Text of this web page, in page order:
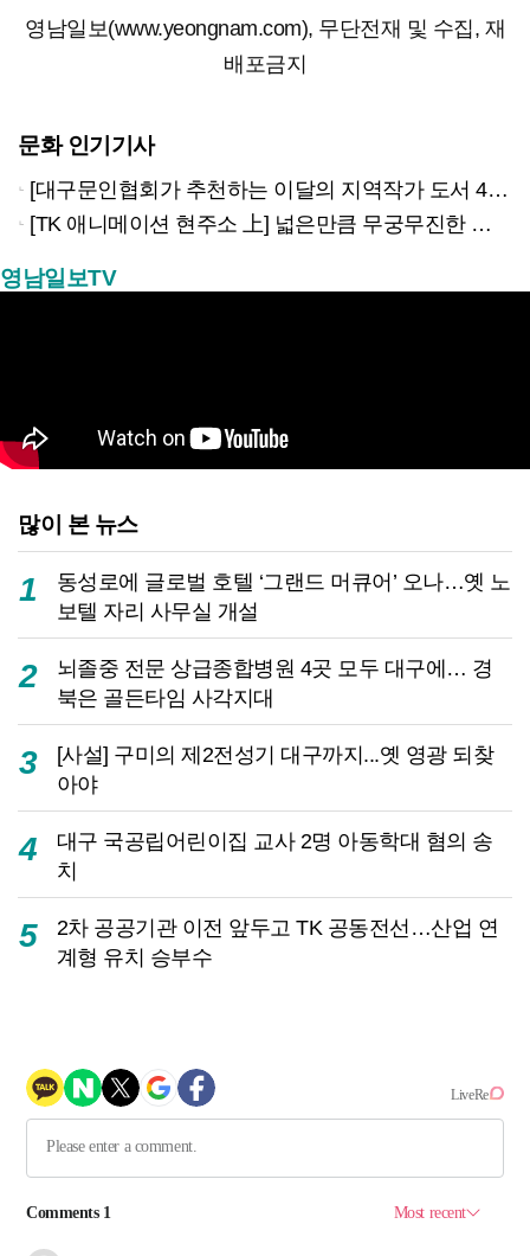
영남일보(www.yeongnam.com), 무단전재 및 수집, 재
배포금지
문화 인기기사
[대구문인협회가 추천하는 이달의 지역작가 도서 4권]
[TK 애니메이션 현주소 上] 넓은만큼 무궁무진한 이야기…경북은 ‘스토리 IP’의 원천
영남일보TV
많이 본 뉴스
1
동성로에 글로벌 호텔 ‘그랜드 머큐어’ 오나…옛 노
보텔 자리 사무실 개설
2
뇌졸중 전문 상급종합병원 4곳 모두 대구에… 경
북은 골든타임 사각지대
3
[사설] 구미의 제2전성기 대구까지...옛 영광 되찾
아야
4
대구 국공립어린이집 교사 2명 아동학대 혐의 송
치
5
2차 공공기관 이전 앞두고 TK 공동전선…산업 연
계형 유치 승부수